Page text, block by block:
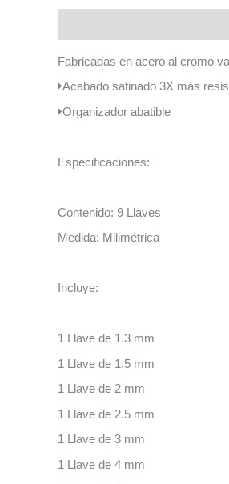
Fabricadas en acero al cromo
Acabado satinado 3X más
Organizador abatible
Especificaciones:
Contenido: 9 Llaves
Medida: Milimétrica
Incluye:
1 Llave de 1.3 mm
1 Llave de 1.5 mm
1 Llave de 2 mm
1 Llave de 2.5 mm
1 Llave de 3 mm
1 Llave de 4 mm